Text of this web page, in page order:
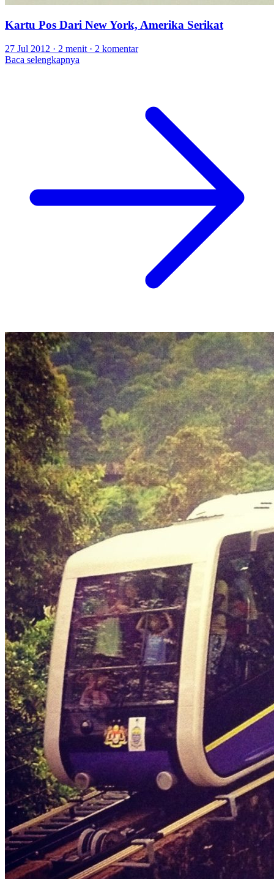
Kartu Pos Dari New York, Amerika Serikat
27 Jul 2012 · 2 menit · 2 komentar
Baca selengkapnya